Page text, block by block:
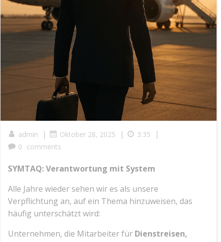
admin | Oktober 28, 2025 | 3:35 |
0 comments
SYMTAQ: Verantwortung mit System
Alle Jahre wieder sehen wir es als unsere
Verpflichtung an, auf ein Thema hinzuweisen, das
häufig unterschätzt wird:
Unternehmen, die Mitarbeiter für Dienstreisen,